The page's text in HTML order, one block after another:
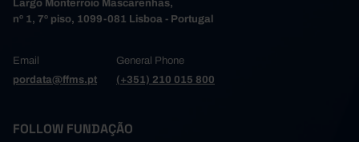
Largo Monterroio Mascarenhas,
nº 1, 7º piso, 1099-081 Lisboa - Portugal
Email
pordata@ffms.pt
General Phone
(+351) 210 015 800
FOLLOW FUNDAÇÃO